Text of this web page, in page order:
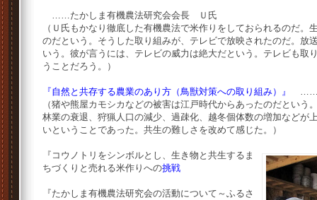
……たかしま有機農法研究会会長 Ｕ氏
（Ｕ氏もかなり徹底した有機農法で米作りをしておられるのだ
のだという。そうした取り組みが、テレビで放映されたのだ。放
いう。彼が言うには、テレビの威力は絶大だという。テレビも取
うことだろう。）
『自然と共存する農業のあり方（鳥獣対策への取り組み）』
……
（猪や熊屋カモシカなどの被害は江戸時代からあったのだとい
林業の衰退、狩猟人口の減少、過疎化、越冬個体数の増加などが
いということであった。共生の難しさを改めて感じた。）
『コウノトリをシンボルとし、生き物と共生するま
ちづくりと売れる米作りへの挑戦
『たかしま有機農法研究会の活動について～ふるさ